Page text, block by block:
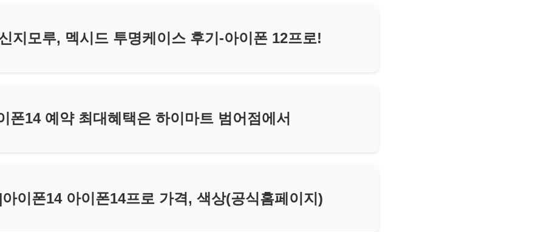
지모루, 멕시드 투명케이스 후기-아이폰 12프로!
폰14 예약 최대혜택은 하이마트 범어점에서
이폰14 아이폰14프로 가격, 색상(공식홈페이지)